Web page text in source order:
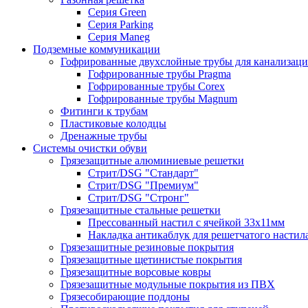
Серия Green
Серия Parking
Серия Maneg
Подземные коммуникации
Гофрированные двухслойные трубы для
Гофрированные трубы Pragma
Гофрированные трубы Corex
Гофрированные трубы Magnum
Фитинги к трубам
Пластиковые колодцы
Дренажные трубы
Системы очистки обуви
Грязезащитные алюминиевые решетки
Стрит/DSG "Стандарт"
Стрит/DSG "Премиум"
Стрит/DSG "Стронг"
Грязезащитные стальные решетки
Прессованный настил с ячейкой 33х11мм
Накладка антикаблук для решетчатого
Грязезащитные резиновые покрытия
Грязезащитные щетинистые покрытия
Грязезащитные ворсовые ковры
Грязезащитные модульные покрытия из ПВХ
Грязесобирающие поддоны